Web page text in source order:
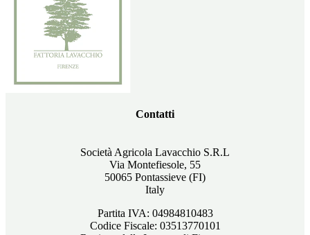
Contatti
Società Agricola Lavacchio S.R.L
Via Montefiesole, 55
50065 Pontassieve (FI)
Italy
Partita IVA: 04984810483
Codice Fiscale: 03513770101